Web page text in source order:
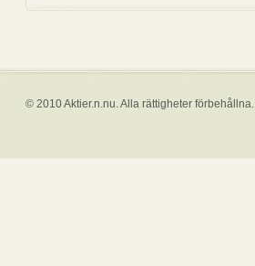
© 2010 Aktier.n.nu. Alla rättigheter förbehållna.